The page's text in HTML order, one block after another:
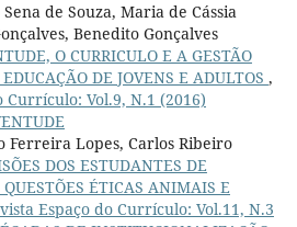
de Souza, Maria de Cássia
Benedito Gonçalves
O CURRICULO E A GESTÃO
DE JOVENS E ADULTOS ,
Currículo: Vol.9, N.1 (2016)
Ferreira Lopes, Carlos Ribeiro
DOS ESTUDANTES DE
ÉTICAS ANIMAIS E
Espaço do Currículo: Vol.11, N.3